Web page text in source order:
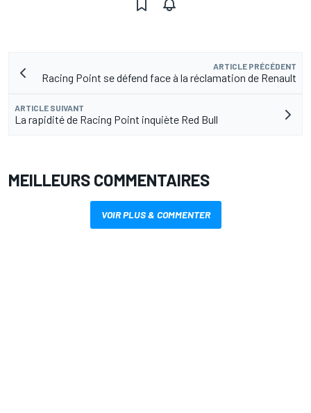
ARTICLE PRÉCÉDENT
Racing Point se défend face à la réclamation de Renault
ARTICLE SUIVANT
La rapidité de Racing Point inquiète Red Bull
MEILLEURS COMMENTAIRES
VOIR PLUS & COMMENTER